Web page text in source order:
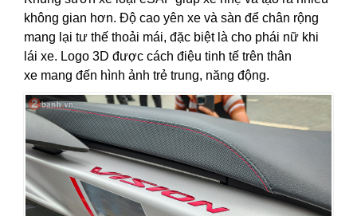
không gian hơn. Độ cao yên xe và sàn để chân rộng
mang lại tư thế thoải mái, đặc biệt là cho phái nữ khi
lái xe. Logo 3D được cách điệu tinh tế trên thân
xe mang đến hình ảnh trẻ trung, năng động.